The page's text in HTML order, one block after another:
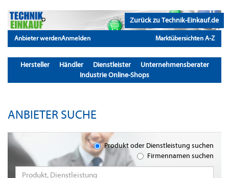
Zurück zu Technik-Einkauf.de
Anbieter werdenAnmelden Marktübersichten A-Z
Hersteller Händler Dienstleister
Unternehmensberater
Industrie Online-Shops
ANBIETER SUCHE
Produkt oder Dienstleistung suchen
Firmennamen suchen